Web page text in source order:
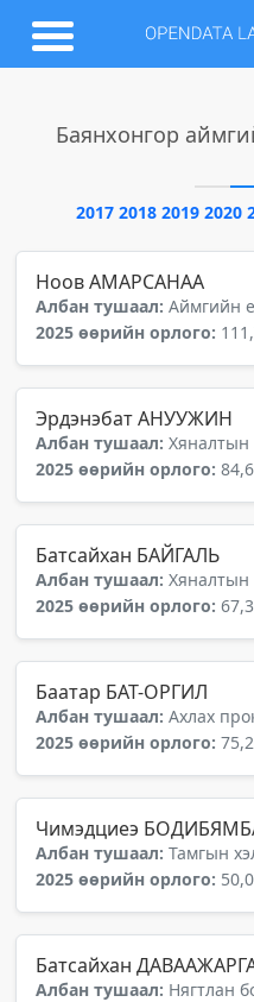
Баянхонгор
2017 2018 2019 2020
Ноов АМАРСАНАА
Албан тушаал: Аймгийн
2025 өөрийн орлого:
Эрдэнэбат АНУУЖИН
Албан тушаал: Хяналтын
2025 өөрийн орлого:
Батсайхан БАЙГАЛЬ
Албан тушаал: Хяналтын
2025 өөрийн орлого:
Баатар БАТ-ОРГИЛ
Албан тушаал: Ахлах
2025 өөрийн орлого:
Чимэдциеэ
Албан тушаал: Тамгын
2025 өөрийн орлого:
Батсайхан
Албан тушаал: Нягтлан